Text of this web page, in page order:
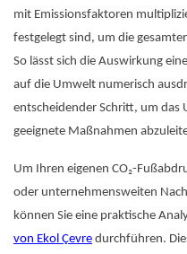
mit Emissionsfaktoren
festgelegt sind, um die
So lässt sich die Auswirkung
auf die Umwelt numerisch
entscheidender Schritt, um das
geeignete Maßnahmen
Um Ihren eigenen CO₂-
oder unternehmensweiten
können Sie eine praktische
von Ekol Çevre durchführen.